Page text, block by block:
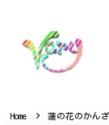
Home 蓮の花のかん